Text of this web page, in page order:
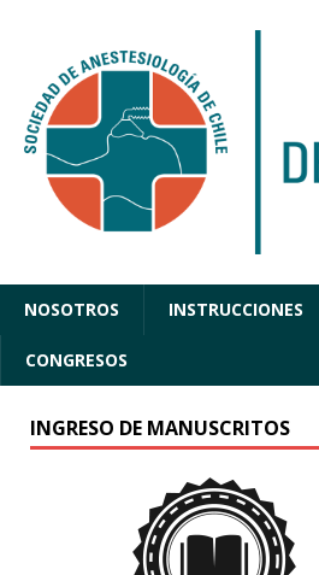
NOSOTROS INSTRUCCIONES
CONGRESOS
INGRESO DE MANUSCRITOS